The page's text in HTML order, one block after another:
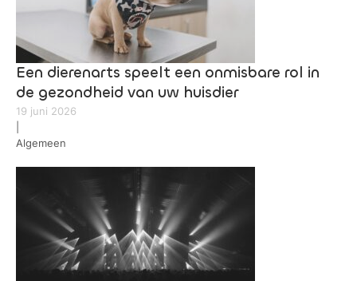
Een dierenarts speelt een onmisbare rol in
de gezondheid van uw huisdier
19 juni 2026
Algemeen